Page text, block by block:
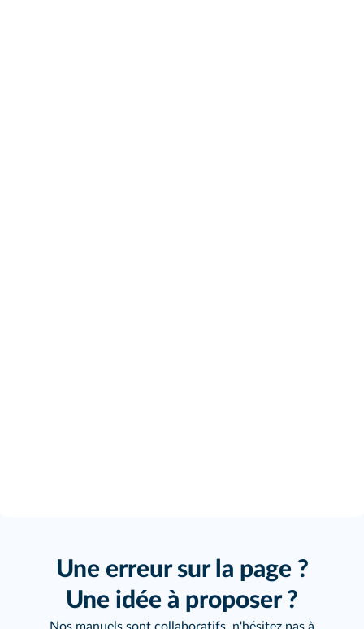
Une erreur sur la page ?
Une idée à proposer ?